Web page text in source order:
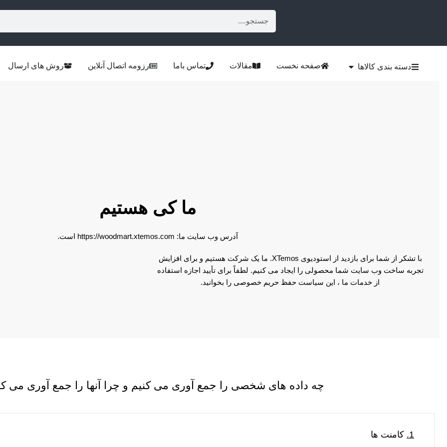
دسته بندی کالاها صفحه نخست مقالات تماس باما رزومه اتصال آنلاین روش های ارسال
ما کی هستیم
آدرس وب سایت ما: https://woodmart.xtemos.com است.
با تشکر از شما برای بازدید از استودیوی XTemos. ما یک شرکت هستیم و برای افزایش
تجربه ساخت وب سایت شما محصولی را ایجاد می کنیم. لطفاً برای تأیید اجازه استفاده
از خدمات ما ، این سیاست حفظ حریم خصوصی را بخوانید.
چه داده های شخصی را جمع آوری می کنیم و چرا آنها را جمع آوری می
1. کامنت ها